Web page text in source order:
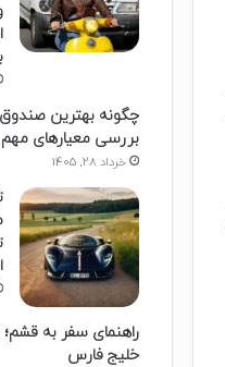
چگونه بهترین صندوق
بررسی معیارهای
خرداد 28, 1405
راهنمای سفر به
خلیج فارس